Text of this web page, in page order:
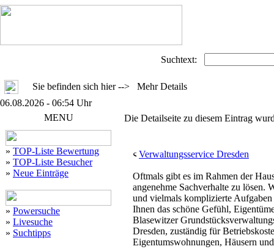
Suchtext:
Sie befinden sich hier --> Mehr Details
06.08.2026 - 06:54 Uhr
MENU
» TOP-Liste Bewertung
» TOP-Liste Besucher
» Neue Einträge
» Powersuche
» Livesuche
» Suchtipps
Die Detailseite zu diesem Eintrag
Verwaltungsservice Dresden
Oftmals gibt es im Rahmen der
angenehme Sachverhalte zu lösen.
und vielmals komplizierte
Ihnen das schöne Gefühl,
Blasewitzer
Dresden, zuständig für
Eigentumswohnungen, Häusern